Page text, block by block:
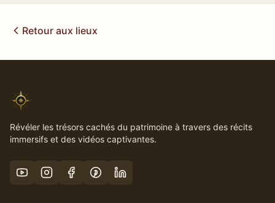
Retour aux lieux
Révéler les trésors cachés du patrimoine à travers des récits
immersifs et des vidéos captivantes.